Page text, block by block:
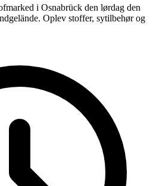
i Osnabrück den lørdag den
Oplev stoffer, sytilbehør og